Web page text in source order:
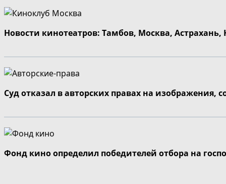
Новости кинотеатров: Тамбов, Москва,
Суд отказал в авторских правах на изображения,
Фонд кино определил победителей отбора на